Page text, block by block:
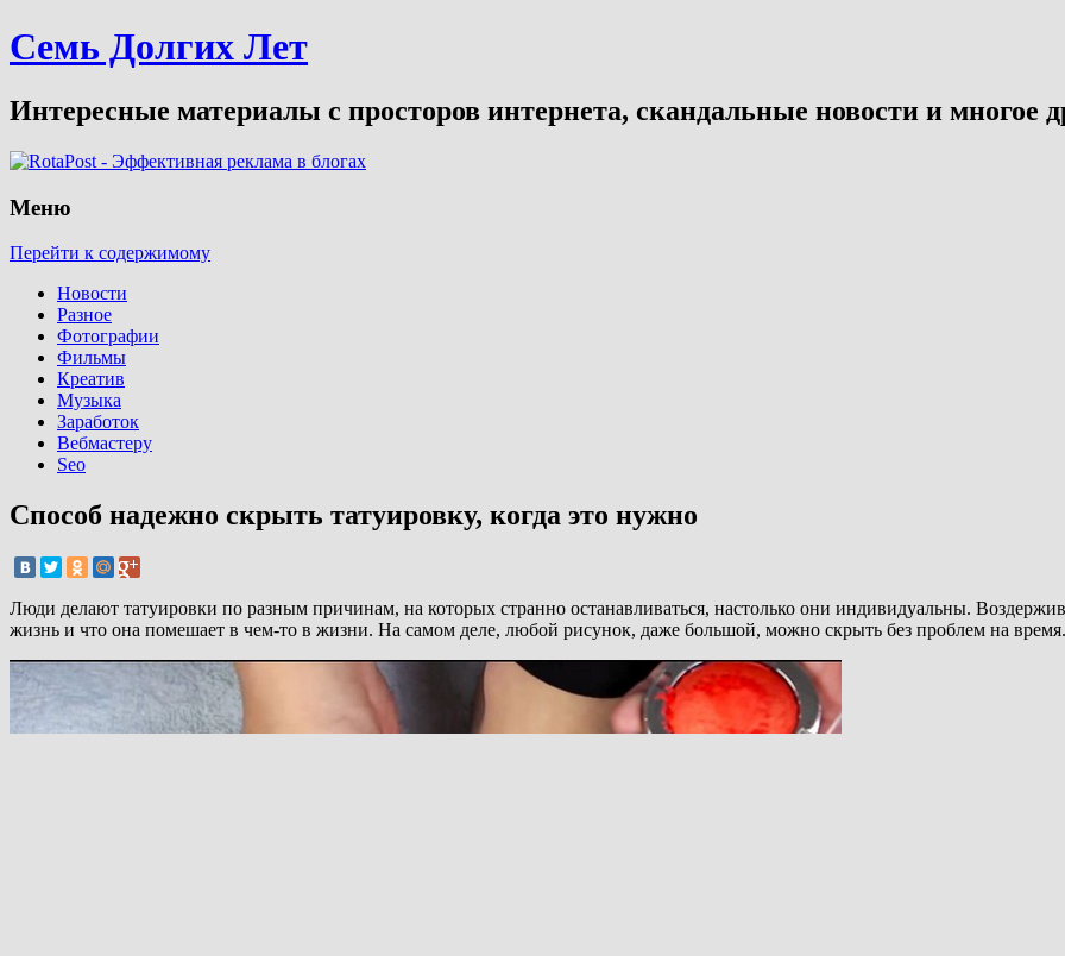
Семь Долгих Лет
Интересные материалы с просторов интернета, скандальные новости и многое
Меню
Перейти к содержимому
Новости
Разное
Фотографии
Фильмы
Креатив
Музыка
Заработок
Вебмастеру
Seo
Способ надежно скрыть татуировку, когда это нужно
Люди делают татуировки по разным причинам, на которых странно останавливаться, настолько они индивидуальны.
жизнь и что она помешает в чем-то в жизни. На самом деле, любой рисунок, даже большой, можно скрыть без проблем на время.